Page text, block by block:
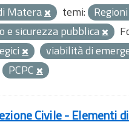
Matera temi:
e sicurezza pubblica
viabilità di
PCPC
Civile - Elementi